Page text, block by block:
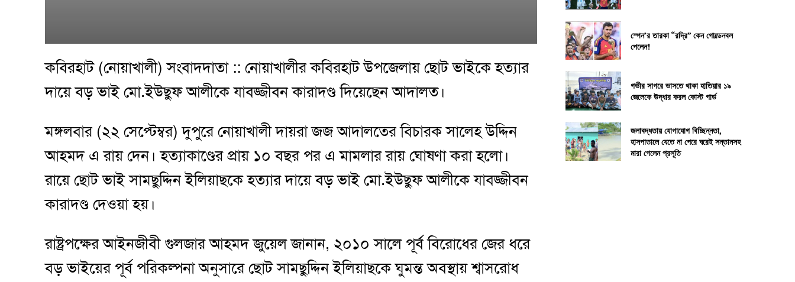
কবিরহাট (নোয়াখালী) সংবাদদাতা :: নোয়াখালীর কবিরহাট উপজেলায় ছোট ভাইকে হত্যার
দায়ে বড় ভাই মো.ইউছুফ আলীকে যাবজ্জীবন কারাদণ্ড দিয়েছেন আদালত।
মঙ্গলবার (২২ সেপ্টেম্বর) দুপুরে নোয়াখালী দায়রা জজ আদালতের বিচারক সালেহ উদ্দিন
আহমদ এ রায় দেন। হত্যাকাণ্ডের প্রায় ১০ বছর পর এ মামলার রায় ঘোষণা করা হলো।
রায়ে ছোট ভাই সামছুদ্দিন ইলিয়াছকে হত্যার দায়ে বড় ভাই মো.ইউছুফ আলীকে যাবজ্জীবন
কারাদণ্ড দেওয়া হয়।
রাষ্ট্রপক্ষের আইনজীবী গুলজার আহমদ জুয়েল জানান, ২০১০ সালে পূর্ব বিরোধের জের ধরে
বড় ভাইয়ের পূর্ব পরিকল্পনা অনুসারে ছোট সামছুদ্দিন ইলিয়াছকে ঘুমন্ত অবস্থায় শ্বাসরোধ
স্পেন’র তারকা “রদ্রি” কেন গোল্ডেনবল
পেলেন!
গভীর সাগরে ভাসতে থাকা হাতিয়ার ১৯
জেলেকে উদ্ধার করল কোস্ট গার্ড
জলাবদ্ধতায় যোগাযোগ বিচ্ছিন্নতা,
হাসপাতালে যেতে না পেরে ঘরেই সন্তানসহ
মারা গেলেন প্রসূতি